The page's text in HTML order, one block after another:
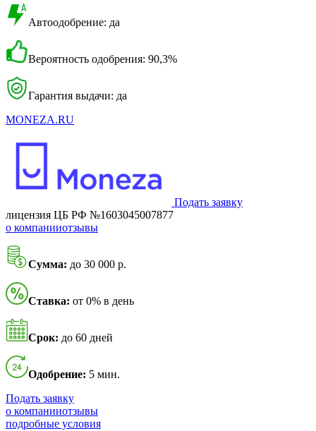
Автоодобрение: да
Вероятность одобрения: 90,3%
Гарантия выдачи: да
MONEZA.RU
Подать заявку
лицензия ЦБ РФ №1603045007877
о компанииотзывы
Сумма: до 30 000 р.
Ставка: от 0% в день
Срок: до 60 дней
Одобрение: 5 мин.
Подать заявку
о компанииотзывы
подробные условия